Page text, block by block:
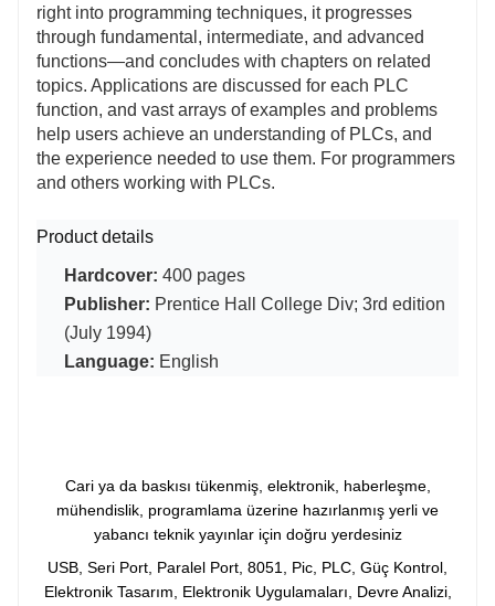
right into programming techniques, it progresses
through fundamental, intermediate, and advanced
functions—and concludes with chapters on related
topics. Applications are discussed for each PLC
function, and vast arrays of examples and problems
help users achieve an understanding of PLCs, and
the experience needed to use them. For programmers
and others working with PLCs.
Product details
Hardcover: 400 pages
Publisher: Prentice Hall College Div; 3rd edition
(July 1994)
Language: English
Cari ya da baskısı tükenmiş, elektronik, haberleşme,
mühendislik, programlama üzerine hazırlanmış yerli ve
yabancı teknik yayınlar için doğru yerdesiniz
USB, Seri Port, Paralel Port, 8051, Pic, PLC, Güç Kontrol,
Elektronik Tasarım, Elektronik Uygulamaları, Devre Analizi,